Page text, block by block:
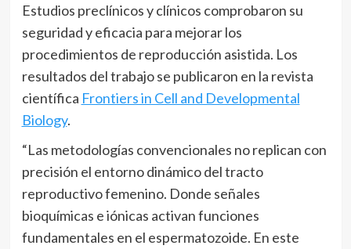
Estudios preclínicos y clínicos comprobaron su
seguridad y eficacia para mejorar los
procedimientos de reproducción asistida. Los
resultados del trabajo se publicaron en la revista
científica Frontiers in Cell and Developmental
Biology.
“Las metodologías convencionales no replican con
precisión el entorno dinámico del tracto
reproductivo femenino. Donde señales
bioquímicas e iónicas activan funciones
fundamentales en el espermatozoide. En este